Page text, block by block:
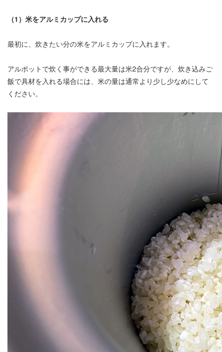
（1）米をアルミカップに入れる
最初に、炊きたい分の米をアルミカップに入れます。
アルポットで炊く事ができる最大量は米2合分ですが、炊き込みご
飯で具材を入れる場合には、米の量は通常より少し少なめにして
ください。